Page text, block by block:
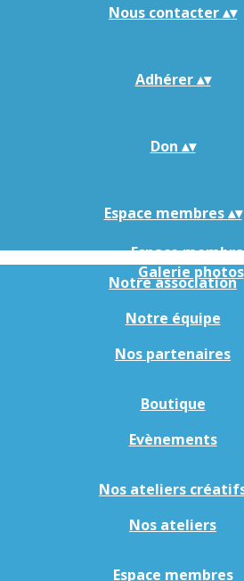
Nous contacter▴▾
Adhérer▴▾
Don ▴▾
Espace membres▴▾
Espace
Galerie photos
Notre association
Notre équipe
Nos partenaires
Boutique
Evènements
Nos ateliers
Nos ateliers
Espace membres